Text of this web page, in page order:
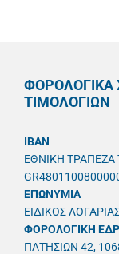
ΦΟΡΟΛΟΓΙΚΑ
ΤΙΜΟΛΟΓΙΩΝ
IBAN
ΕΘΝΙΚΗ
ΕΠΩΝΥΜΙΑ
ΕΙΔΙΚΟΣ
ΦΟΡΟΛΟΓΙΚΗ
ΠΑΤΗΣΙΩΝ 42,